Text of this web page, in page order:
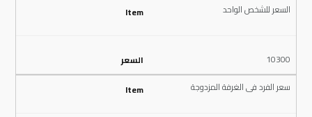
السعر للشخص الواحد
10300
سعر الفرد فى الغرفة المزدوجة